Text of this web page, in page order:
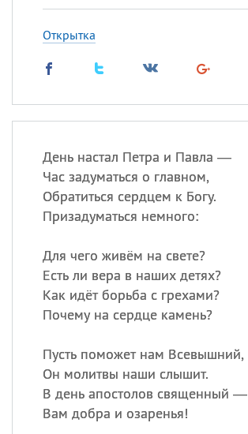
Открытка
День настал Петра и Павла —
Час задуматься о главном,
Обратиться сердцем к Богу.
Призадуматься немного:
Для чего живём на свете?
Есть ли вера в наших детях?
Как идёт борьба с грехами?
Почему на сердце камень?
Пусть поможет нам Всевышний,
Он молитвы наши слышит.
В день апостолов священный —
Вам добра и озаренья!